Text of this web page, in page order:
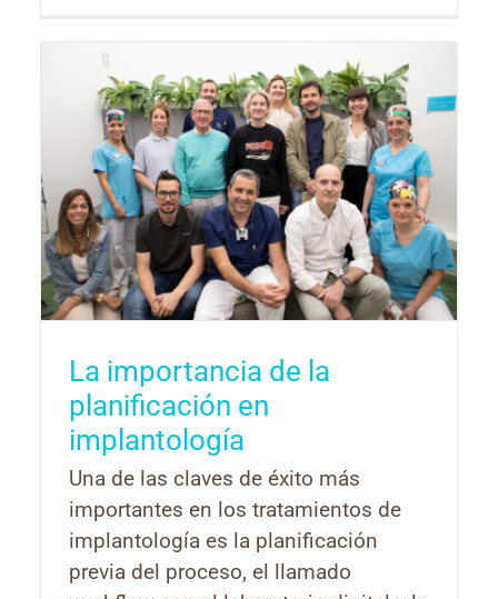
La importancia de la
planificación en
implantología
Una de las claves de éxito más
importantes en los tratamientos de
implantología es la planificación
previa del proceso, el llamado